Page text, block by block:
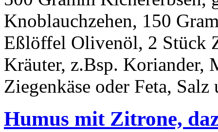
Knoblauchzehen, 150
Eßlöffel Olivenöl, 2 Stück
Kräuter, z.Bsp. Koriander,
Ziegenkäse oder Feta, Salz
Humus mit Zitrone,